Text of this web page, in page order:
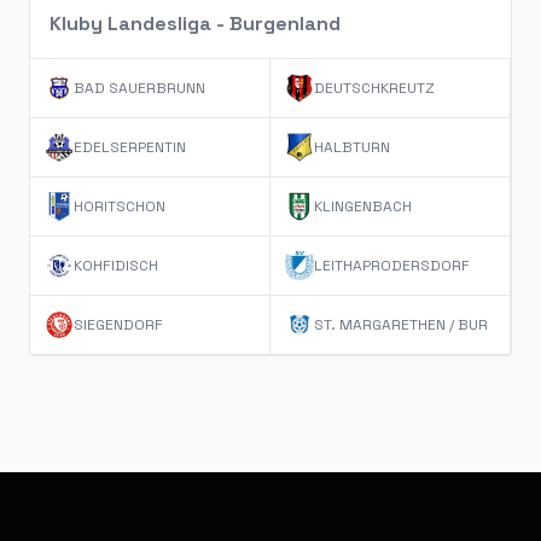
Kluby Landesliga - Burgenland
BAD SAUERBRUNN DEUTSCHKREUTZ
EDELSERPENTIN HALBTURN
HORITSCHON KLINGENBACH
KOHFIDISCH LEITHAPRODERSDORF
SIEGENDORF ST. MARGARETHEN / BUR